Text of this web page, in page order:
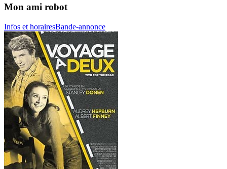
Mon ami robot
Infos et horairesBande-annonce